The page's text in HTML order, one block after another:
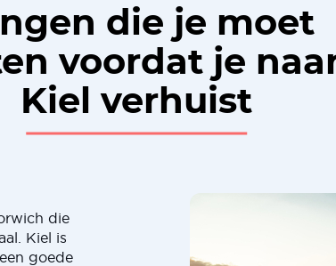
die je moet
voordat je
Kiel verhuist
die
Kiel is
goede